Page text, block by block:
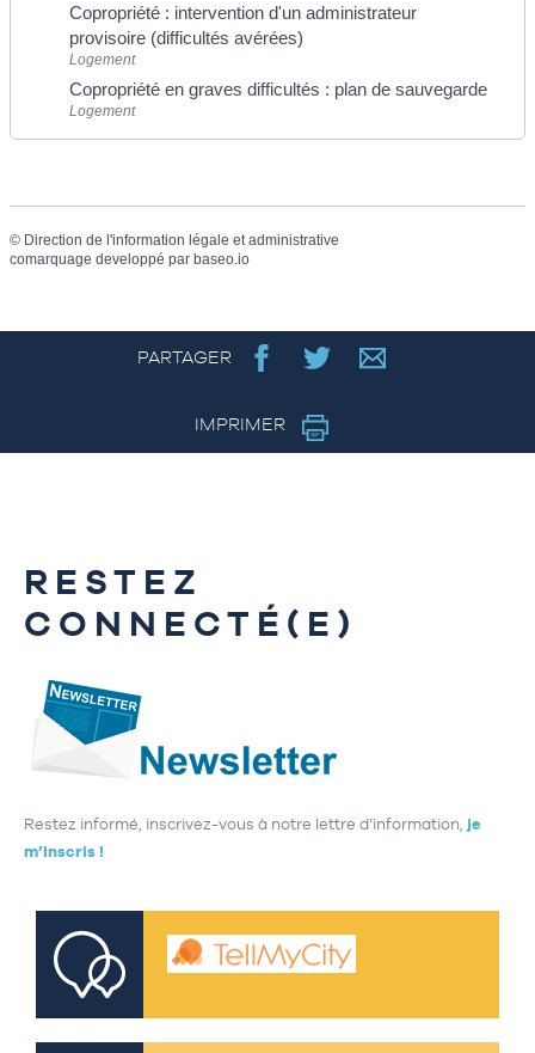
Copropriété : intervention d'un administrateur
provisoire (difficultés avérées)
Logement
Copropriété en graves difficultés : plan de sauvegarde
Logement
© Direction de l'information légale et administrative
comarquage developpé par baseo.io
PARTAGER
IMPRIMER
RESTEZ
CONNECTÉ(E)
Restez informé, inscrivez-vous à notre lettre d’information, je
m’inscris !